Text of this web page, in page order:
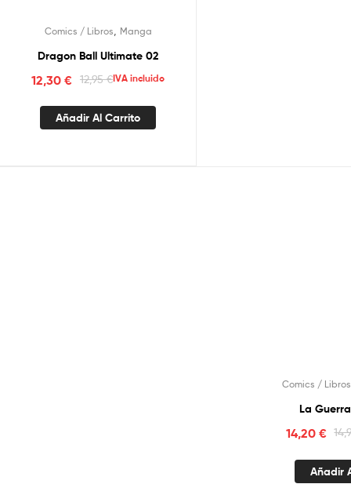
Comics / Libros Manga
Dragon Ball Ultimate 02
12,95€
12,30€ IVA incluido
Añadir Al Carrito
Comics / Libros
La
14,20 €
Añadir